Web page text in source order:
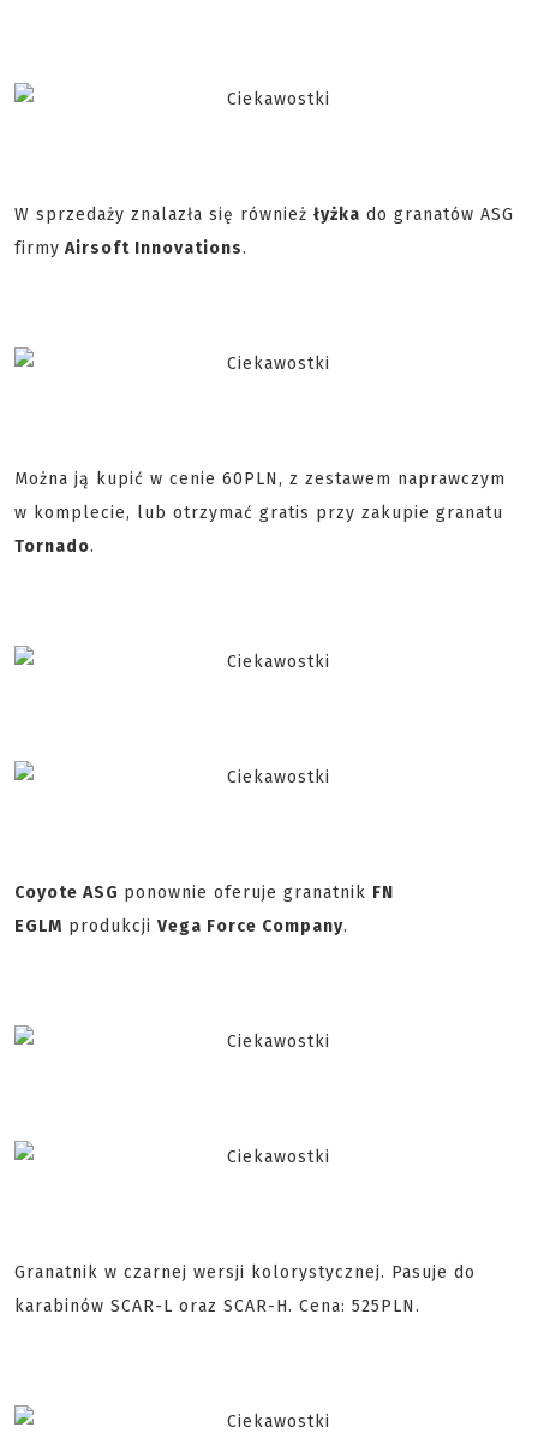
W sprzedaży znalazła się również łyżka do granatów ASG
firmy Airsoft Innovations.
Można ją kupić w cenie 60PLN, z zestawem naprawczym
w komplecie, lub otrzymać gratis przy zakupie granatu
Tornado.
Coyote ASG ponownie oferuje granatnik FN
EGLM produkcji Vega Force Company.
Granatnik w czarnej wersji kolorystycznej. Pasuje do
karabinów SCAR-L oraz SCAR-H. Cena: 525PLN.